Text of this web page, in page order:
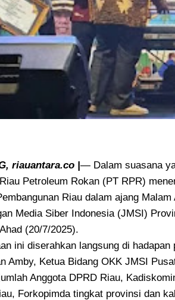
riauantara.co |— Dalam suasana
Petroleum Rokan (PT RPR)
Riau dalam ajang
Media Siber Indonesia (JMSI)
(20/7/2025).
ini diserahkan langsung di
Amby, Ketua Bidang OKK JMSI
Anggota DPRD Riau,
Forkopimda tingkat provinsi dan